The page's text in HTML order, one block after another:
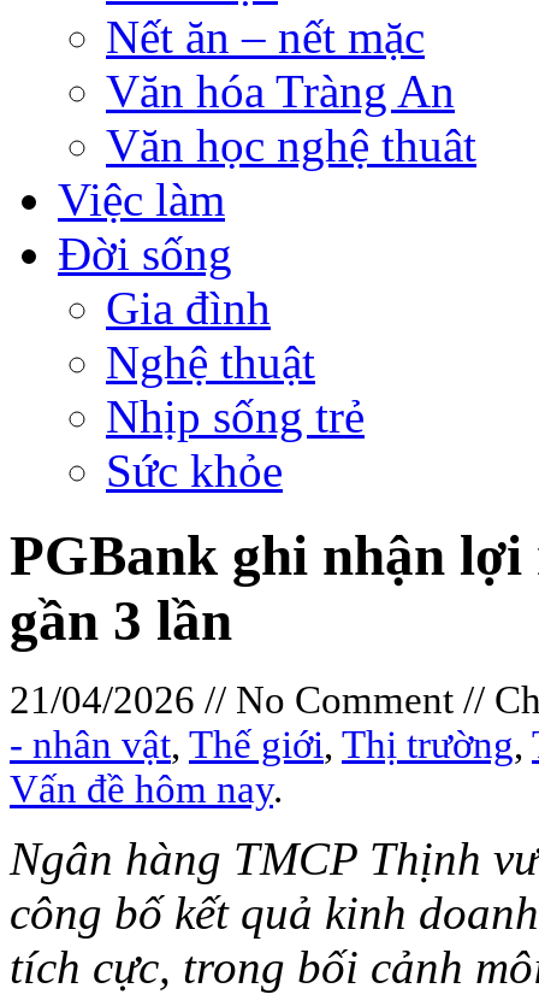
Nết ăn – nết mặc
Văn hóa Tràng An
Văn học nghệ thuât
Việc làm
Đời sống
Gia đình
Nghệ thuật
Nhịp sống trẻ
Sức khỏe
PGBank ghi nhận
gần 3 lần
21/04/2026 // No Comment //
- nhân vật, Thế giới, Thị trường,
Vấn đề hôm nay.
Ngân hàng TMCP Thịnh
công bố kết quả kinh
tích cực, trong bối cảnh